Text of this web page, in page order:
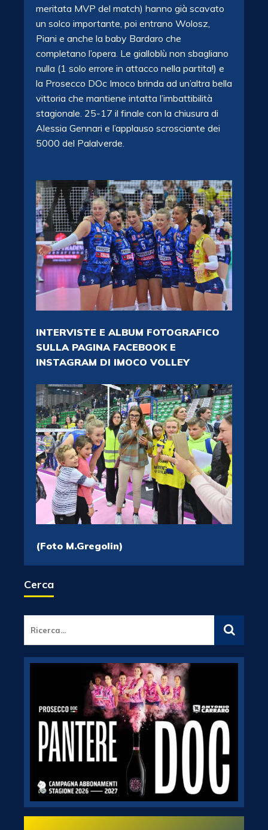
meritata MVP del match) hanno già scavato
un solco importante, poi entrano Wolosz,
Piani e anche la baby Bardaro che
completano l’opera. Le gialloblù non sbagliano
nulla (1 solo errore in attacco nella partita!) e
la Prosecco DOc Imoco brinda ad un’altra bella
vittoria che mantiene intatta l’imbattibilità
stagionale. 25-17 il finale con la chiusura di
Alessia Gennari e l’applauso scrosciante dei
5000 del Palalverde.
INTERVISTE E ALBUM FOTOGRAFICO
SULLA PAGINA FACEBOOK E
INSTAGRAM DI IMOCO VOLLEY
(Foto M.Gregolin)
Cerca